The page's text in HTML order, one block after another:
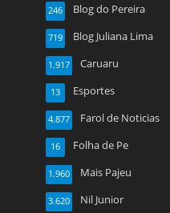
Blog do Pereira
246
Blog Juliana Lima
719
Caruaru
1.917
Esportes
13
Farol de Noticias
4.877
Folha de Pe
16
Mais Pajeu
1.960
Nil Junior
3.620